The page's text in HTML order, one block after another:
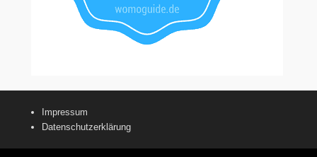
Impressum
Datenschutzerklärung